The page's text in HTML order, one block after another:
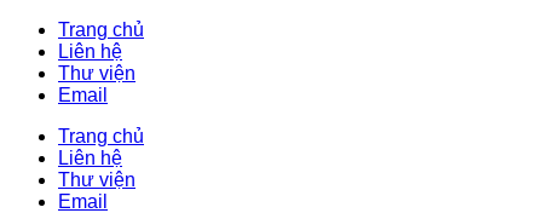
Trang chủ
Liên hệ
Thư viện
Email
Trang chủ
Liên hệ
Thư viện
Email